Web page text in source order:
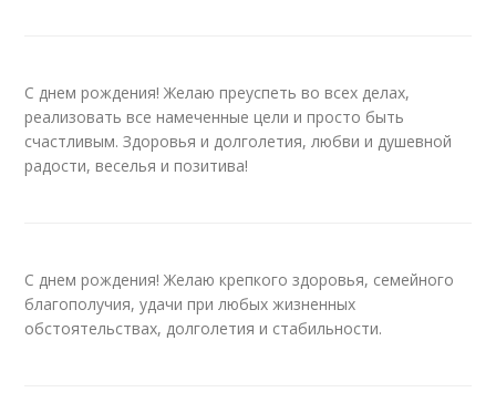
С днем рождения! Желаю преуспеть во всех делах,
реализовать все намеченные цели и просто быть
счастливым. Здоровья и долголетия, любви и душевной
радости, веселья и позитива!
С днем рождения! Желаю крепкого здоровья, семейного
благополучия, удачи при любых жизненных
обстоятельствах, долголетия и стабильности.